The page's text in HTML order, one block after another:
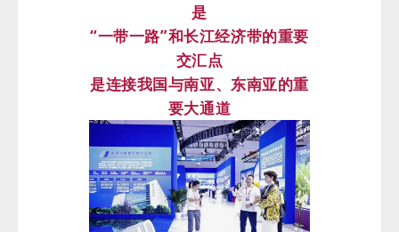
是
“一带一路”和长江经济带的重要
交汇点
是连接我国与南亚、东南亚的重
要大通道